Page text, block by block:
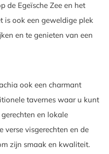
de Egeïsche Zee en het
is ook een geweldige plek
en te genieten van een
ook een charmant
tavernes waar u kunt
en lokale
verse visgerechten en de
zijn smaak en kwaliteit.